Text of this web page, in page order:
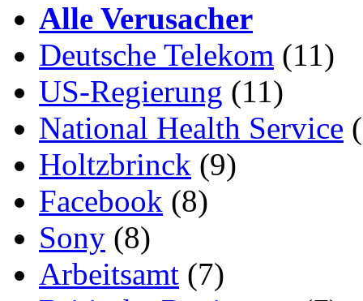
Alle Verusacher
Deutsche Telekom (11)
US-Regierung (11)
National Health Service
Holtzbrinck (9)
Facebook (8)
Sony (8)
Arbeitsamt (7)